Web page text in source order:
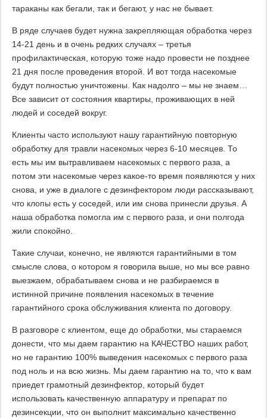
тараканы как бегали, так и бегают, у нас не бывает.
В ряде случаев будет нужна закрепляющая обработка через
14-21 день и в очень редких случаях – третья
профилактическая, которую тоже надо провести не позднее
21 дня после проведения второй. И вот тогда насекомые
будут полностью уничтожены. Как надолго – мы не знаем…
Все зависит от состояния квартиры, проживающих в ней
людей и соседей вокруг.
Клиенты часто используют нашу гарантийную повторную
обработку для травли насекомых через 6-10 месяцев. То
есть мы им вытравливаем насекомых с первого раза, а
потом эти насекомые через какое-то время появляются у них
снова, и уже в диалоге с дезинфектором люди рассказывают,
что клопы есть у соседей, или им снова принесли друзья. А
наша обработка помогла им с первого раза, и они полгода
жили спокойно.
Такие случаи, конечно, не являются гарантийными в том
смысле слова, о котором я говорила выше, но мы все равно
выезжаем, обрабатываем снова и не разбираемся в
истинной причине появления насекомых в течение
гарантийного срока обслуживания клиента по договору.
В разговоре с клиентом, еще до обработки, мы стараемся
донести, что мы даем гарантию на КАЧЕСТВО наших работ,
но не гарантию 100% выведения насекомых с первого раза
под ноль и на всю жизнь. Мы даем гарантию на то, что к вам
приедет грамотный дезинфектор, который будет
использовать качественную аппаратуру и препарат по
дезинсекции, что он выполнит максимально качественно